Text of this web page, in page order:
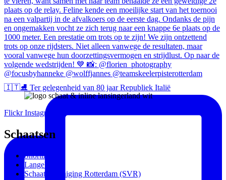
🇮🇹⛸️ Ter gelegenheid van 80 jaar Republiek Italië
Flickr Instagram
Schaatsen
Shorttrack
Langebaan
Schaatsvereniging Rotterdam (SVR)